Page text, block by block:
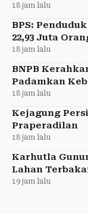
18 jam lalu
BPS:
22,93 Juta
18 jam lalu
BNPB
Padamkan
18 jam lalu
Kejagung
Praperadilan
18 jam lalu
Karhutla
Lahan
19 jam lalu